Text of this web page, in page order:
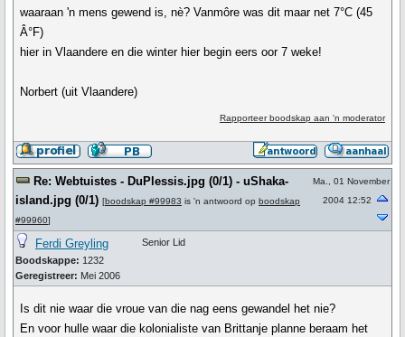
waaraan 'n mens gewend is, nè? Vanmôre was dit maar net 7°C (45
Â°F)
hier in Vlaandere en die winter hier begin eers oor 7 weke!
Norbert (uit Vlaandere)
Rapporteer boodskap aan 'n moderator
Re: Webtuistes - DuPlessis.jpg (0/1) - uShaka-
island.jpg (0/1) [boodskap #99983 is 'n antwoord op boodskap
#99960]
Ma., 01 November
2004 12:52
Ferdi Greyling
Boodskappe: 1232
Geregistreer: Mei 2006
Senior Lid
Is dit nie waar die vroue van die nag eens gewandel het nie?
En voor hulle waar die kolonialiste van Brittanje planne beraam het